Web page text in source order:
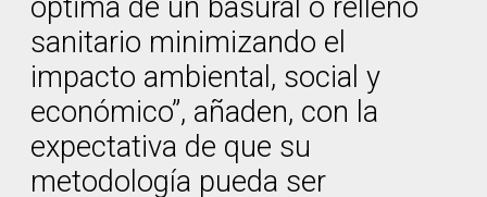
óptima de un basural o relleno
sanitario minimizando el
impacto ambiental, social y
económico”, añaden, con la
expectativa de que su
metodología pueda ser